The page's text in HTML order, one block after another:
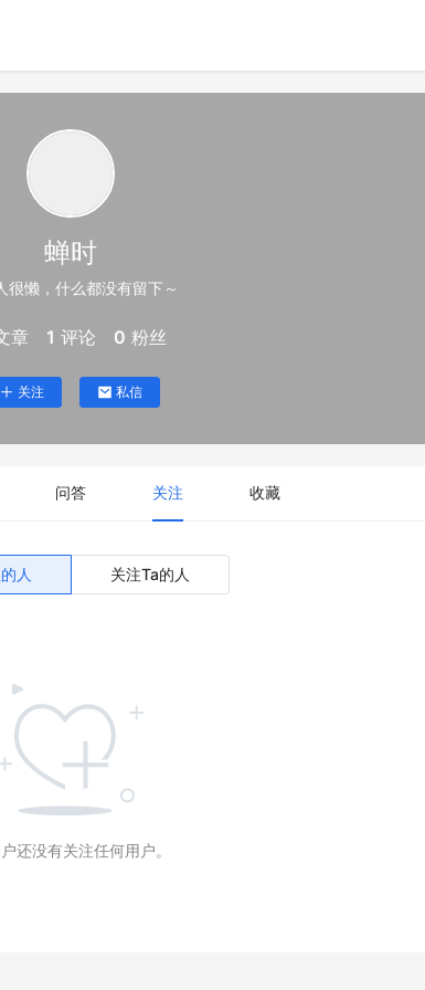
蝉时
很懒，什么都没有留下～
章 1 评论 0 粉丝
关注 私信
问答 关注 收藏
人 关注Ta的人
还没有关注任何用户。